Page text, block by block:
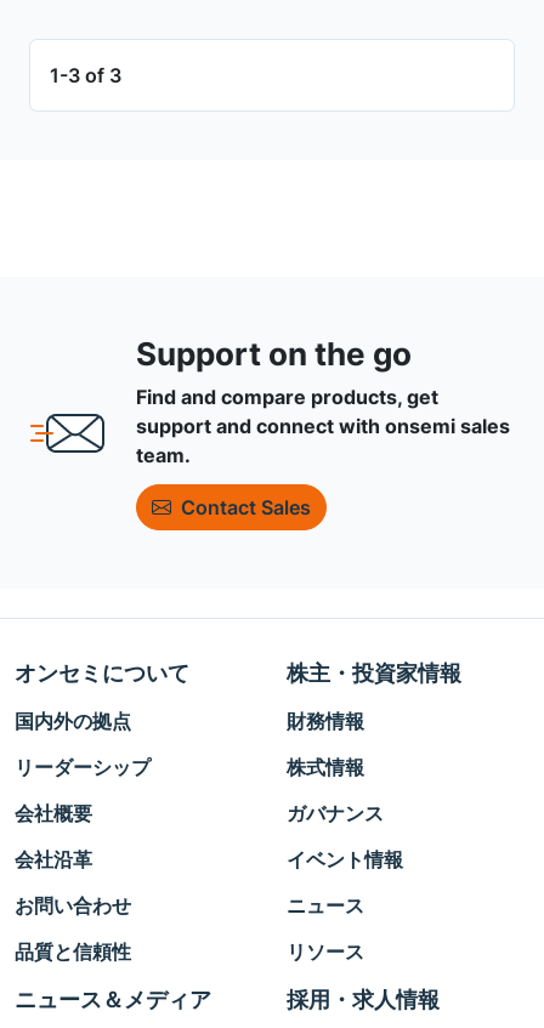
1-3 of 3
Support on the go
Find and compare products, get
support and connect with onsemi sales
team.
Contact Sales
オンセミについて
国内外の拠点
リーダーシップ
会社概要
会社沿革
お問い合わせ
品質と信頼性
株主・投資家情報
財務情報
株式情報
ガバナンス
イベント情報
ニュース
リソース
ニュース＆メディア 採用・求人情報